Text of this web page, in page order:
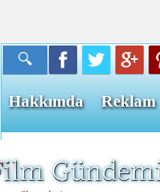
Hakkımda Reklam